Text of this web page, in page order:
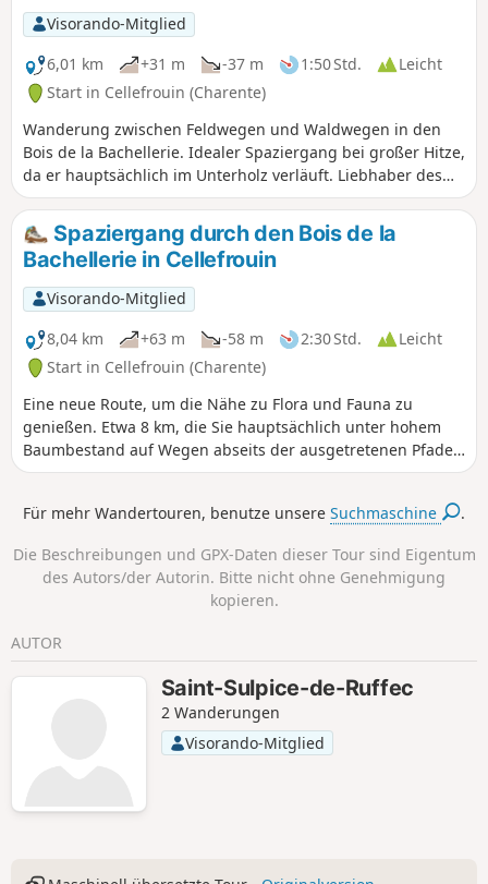
Visorando-Mitglied
6,01 km
+31 m -37 m 1:50 Std.
Leicht
Start in Cellefrouin (Charente)
Wanderung zwischen Feldwegen und Waldwegen in den
Bois de la Bachellerie. Idealer Spaziergang bei großer Hitze,
da er hauptsächlich im Unterholz verläuft. Liebhaber des
Nacktwanderns werden begeistert sein.
Spaziergang durch den Bois de la
Bachellerie in Cellefrouin
Visorando-Mitglied
8,04 km
+63 m -58 m 2:30 Std.
Leicht
Start in Cellefrouin (Charente)
Eine neue Route, um die Nähe zu Flora und Fauna zu
genießen. Etwa 8 km, die Sie hauptsächlich unter hohem
Baumbestand auf Wegen abseits der ausgetretenen Pfade
zurücklegen.
Für mehr Wandertouren, benutze unsereSuchmaschine .
Die Beschreibungen und GPX-Daten dieser Tour sind Eigentum
des Autors/der Autorin. Bitte nicht ohne Genehmigung
kopieren.
AUTOR
Saint-Sulpice-de-Ruffec
2 Wanderungen
Visorando-Mitglied